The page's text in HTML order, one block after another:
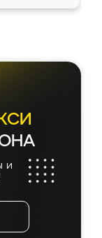
и